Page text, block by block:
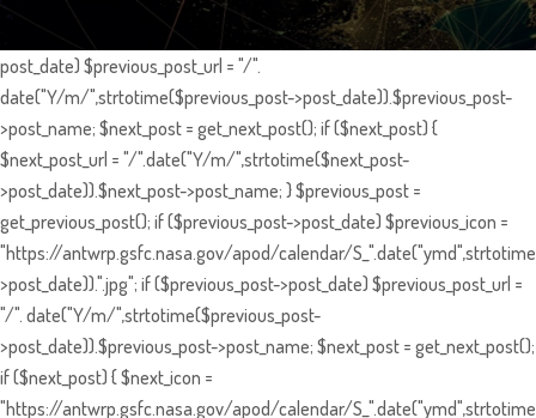
post_date) $previous_post_url = "/".
date("Y/m/",strtotime($previous_post->post_date)).$previous_post-
>post_name; $next_post = get_next_post(); if ($next_post) {
$next_post_url = "/".date("Y/m/",strtotime($next_post-
>post_date)).$next_post->post_name; } $previous_post =
get_previous_post(); if ($previous_post->post_date) $previous_icon =
"https://antwrp.gsfc.nasa.gov/apod/calendar/
>post_date)).".jpg"; if ($previous_post->post_date) $previous_post_url =
"/". date("Y/m/",strtotime($previous_post-
>post_date)).$previous_post->post_name; $next_post = get_next_post();
if ($next_post) { $next_icon =
"https://antwrp.gsfc.nasa.gov/apod/calendar/